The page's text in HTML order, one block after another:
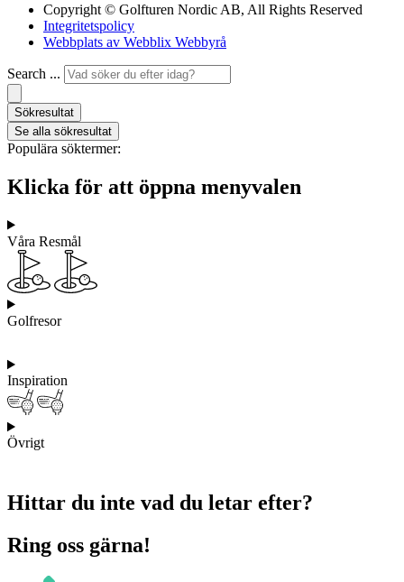
Copyright © Golfturen Nordic AB, All Rights Reserved
Integritetspolicy
Webbplats av Webblix Webbyrå
Search ...
Sökresultat
Se alla sökresultat
Populära söktermer:
Klicka för att öppna menyvalen
Våra Resmål
Golfresor
Inspiration
Övrigt
Hittar du inte vad du letar efter?
Ring oss gärna!